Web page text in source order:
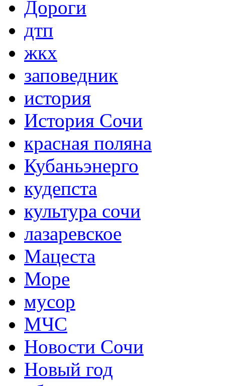
Дороги
дтп
жкх
заповедник
история
История Сочи
красная поляна
Кубаньэнерго
кудепста
культура сочи
лазаревское
Мацеста
Море
мусор
МЧС
Новости Сочи
Новый год